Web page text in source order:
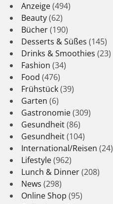
Anzeige(494)
Beauty(62)
Bücher(190)
Desserts & Süßes (145)
Drinks & Smoothies (23)
Fashion (34)
Food (476)
Frühstück(39)
Garten (6)
Gastronomie(309)
Gesundheit(86)
Gesundheit(104)
International/Reisen (24)
Lifestyle(962)
Lunch & Dinner(208)
News (298)
Online Shop (95)